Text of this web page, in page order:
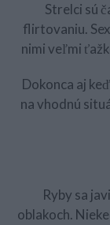
Strelci sú
flirtovaniu.
nimi veľmi
Dokonca aj
na vhodnú
Ryby sa
oblakoch.